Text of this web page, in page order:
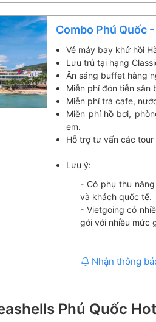
Combo Phú Quốc
Vé máy bay khứ hồi
Lưu trú tại hạng
Ăn sáng buffet hàng
Miễn phí đón tiễn sân
Miễn phí trà cafe,
Miễn phí hồ bơi,
em.
Hỗ trợ tư vấn các
Lưu ý:
- Có phụ thu
và khách quốc tế.
- Vietgoing có
gói với nhiều mức
Nhận thông
Phú Quốc